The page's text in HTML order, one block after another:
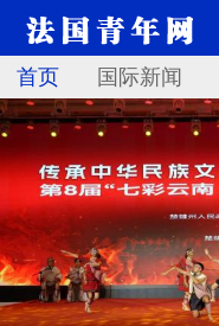
首页 国际新闻